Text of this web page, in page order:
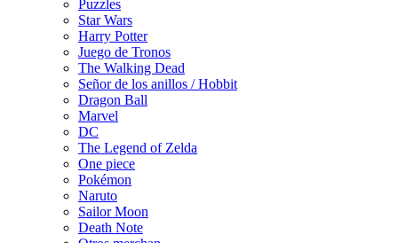
Puzzles
Star Wars
Harry Potter
Juego de Tronos
The Walking Dead
Señor de los anillos / Hobbit
Dragon Ball
Marvel
DC
The Legend of Zelda
One piece
Pokémon
Naruto
Sailor Moon
Death Note